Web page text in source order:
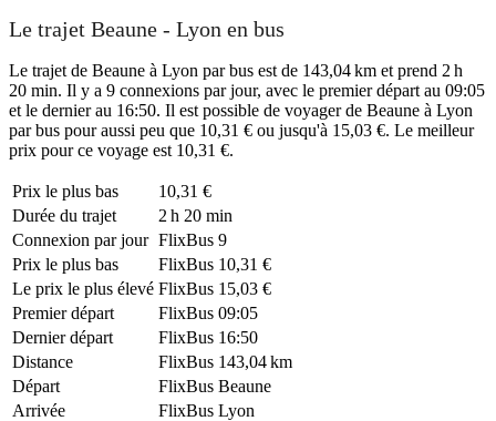
Le trajet Beaune - Lyon en bus
Le trajet de Beaune à Lyon par bus est de 143,04 km et prend 2 h
20 min. Il y a 9 connexions par jour, avec le premier départ au 09:05
et le dernier au 16:50. Il est possible de voyager de Beaune à Lyon
par bus pour aussi peu que 10,31 € ou jusqu'à 15,03 €. Le meilleur
prix pour ce voyage est 10,31 €.
Prix ​​le plus bas
10,31 €
Durée du trajet
2 h 20 min
Connexion par jour FlixBus 9
Prix ​​le plus bas
FlixBus 10,31 €
Le prix le plus élevé FlixBus 15,03 €
Premier départ
FlixBus 09:05
Dernier départ
FlixBus 16:50
Distance
FlixBus 143,04 km
Départ
FlixBus Beaune
Arrivée
FlixBus Lyon